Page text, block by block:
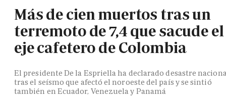
Más de cien muertos tras un
terremoto de 7,4 que sacude el
eje cafetero de Colombia
El presidente De la Espriella ha declarado desastre
tras el seísmo que afectó el noroeste del país y se sintió
también en Ecuador, Venezuela y Panamá